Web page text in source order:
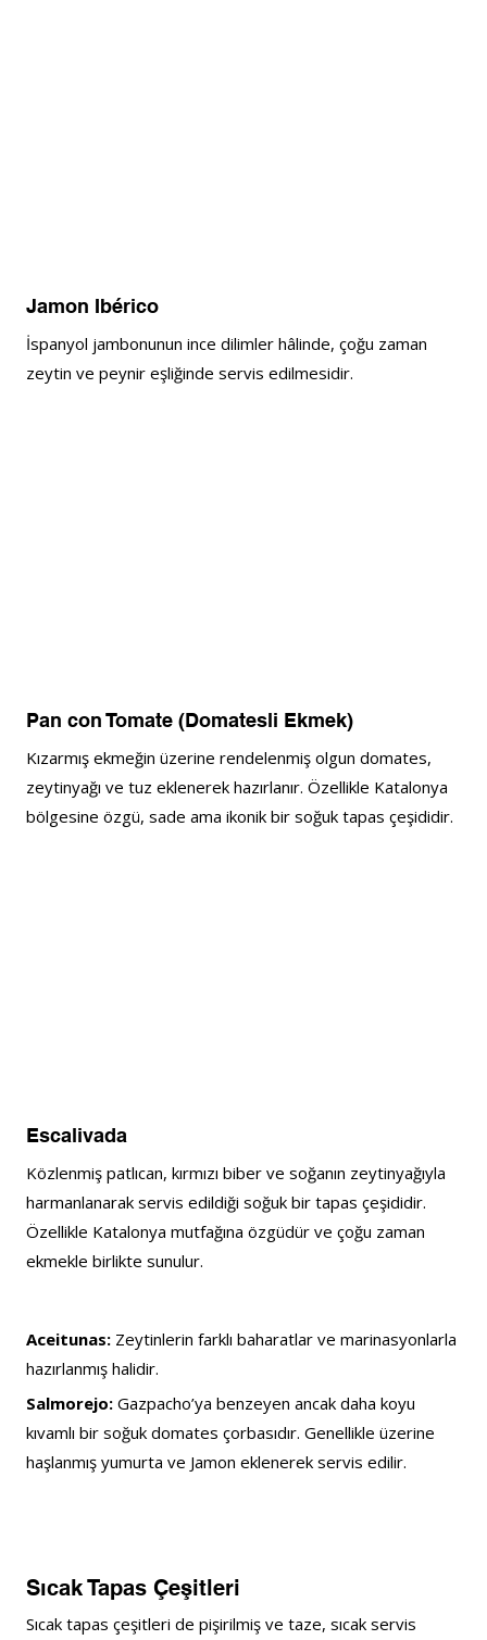
Jamon Ibérico
İspanyol jambonunun ince dilimler hâlinde, çoğu zaman
zeytin ve peynir eşliğinde servis edilmesidir.
Pan con Tomate (Domatesli Ekmek)
Kızarmış ekmeğin üzerine rendelenmiş olgun domates,
zeytinyağı ve tuz eklenerek hazırlanır. Özellikle Katalonya
bölgesine özgü, sade ama ikonik bir soğuk tapas çeşididir.
Escalivada
Közlenmiş patlıcan, kırmızı biber ve soğanın zeytinyağıyla
harmanlanarak servis edildiği soğuk bir tapas çeşididir.
Özellikle Katalonya mutfağına özgüdür ve çoğu zaman
ekmekle birlikte sunulur.
Aceitunas: Zeytinlerin farklı baharatlar ve marinasyonlarla
hazırlanmış halidir.
Salmorejo: Gazpacho’ya benzeyen ancak daha koyu
kıvamlı bir soğuk domates çorbasıdır. Genellikle üzerine
haşlanmış yumurta ve Jamon eklenerek servis edilir.
Sıcak Tapas Çeşitleri
Sıcak tapas çeşitleri de pişirilmiş ve taze, sıcak servis